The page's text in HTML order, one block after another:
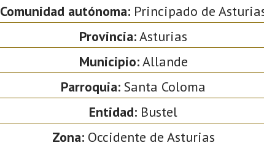
Comunidad autónoma: Principado de
Provincia:Asturias
Municipio:Allande
Parroquia: Santa Coloma
Entidad: Bustel
Zona:Occidente de Asturias